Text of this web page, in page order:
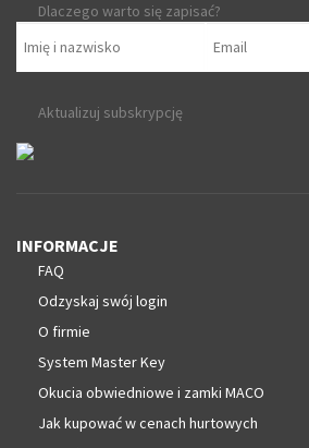
Dlaczego warto się zapisać?
Aktualizuj subskrypcję
INFORMACJE
FAQ
Odzyskaj swój login
O firmie
System Master Key
Okucia obwiedniowe i zamki MACO
Jak kupować w cenach hurtowych